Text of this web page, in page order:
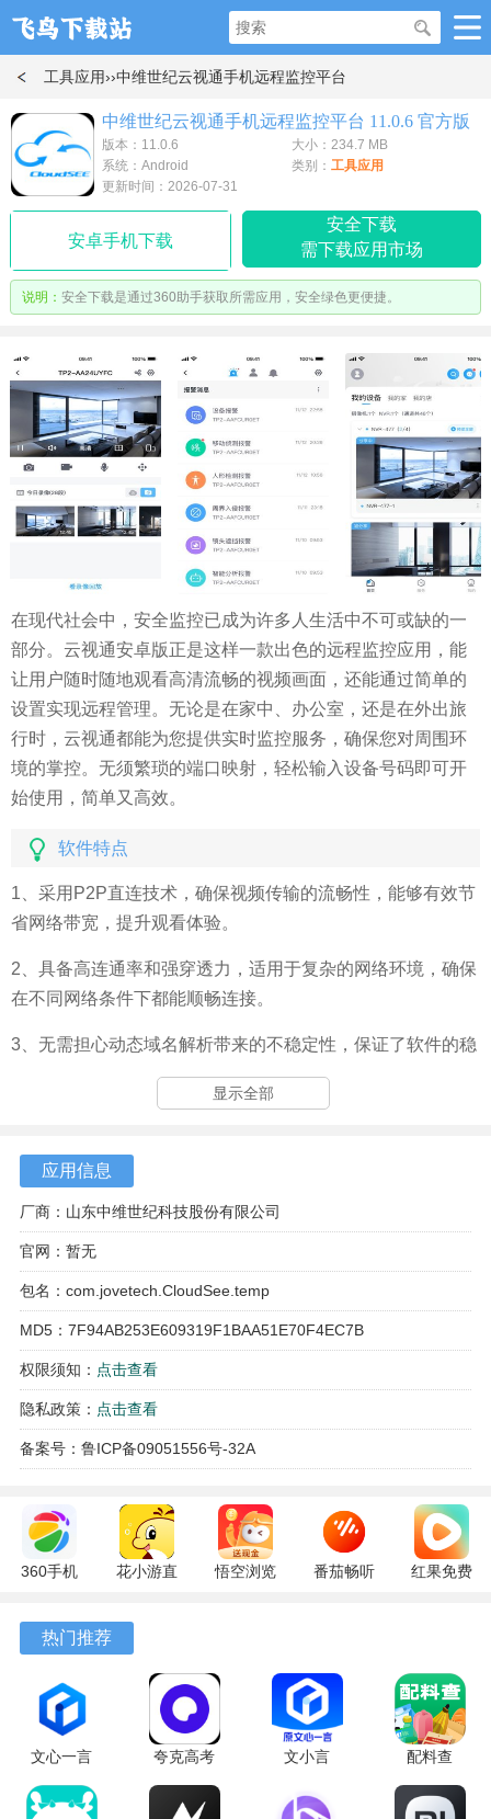
工具应用››中维世纪云视通手机远程监控平台
中维世纪云视通手机远程监控平台 11.0.6 官方版
版本：11.0.6
大小：234.7 MB
系统：Android
类别： 工具应用
更新时间：2026-07-31
安卓手机下载
安全下载
需下载应用市场
说明： 安全下载是通过360助手获取所需应用，安全绿色更便捷。
在现代社会中，安全监控已成为许多人生活中不可或缺的一
部分。云视通安卓版正是这样一款出色的远程监控应用，能
让用户随时随地观看高清流畅的视频画面，还能通过简单的
设置实现远程管理。无论是在家中、办公室，还是在外出旅
行时，云视通都能为您提供实时监控服务，确保您对周围环
境的掌控。无须繁琐的端口映射，轻松输入设备号码即可开
始使用，简单又高效。
软件特点
1、采用P2P直连技术，确保视频传输的流畅性，能够有效节
省网络带宽，提升观看体验。
2、具备高连通率和强穿透力，适用于复杂的网络环境，确保
在不同网络条件下都能顺畅连接。
3、无需担心动态域名解析带来的不稳定性，保证了软件的稳
定性，让用户使用更安心。
显示全部
应用信息
厂商：山东中维世纪科技股份有限公司
官网：暂无
包名：com.jovetech.CloudSee.temp
MD5：7F94AB253E609319F1BAA51E70F4EC7B
权限须知： 点击查看
隐私政策： 点击查看
备案号：鲁ICP备09051556号-32A
360手机
10.13.27
最新版
花小游直
17.9.56
悟空浏览
番茄畅听
红果免费
热门推荐
文心一言
4.0
5.16.0.10
夸克高考
10.14.6.1121
最新版
文小言
安卓版
配料查
3.0.1 官方
版